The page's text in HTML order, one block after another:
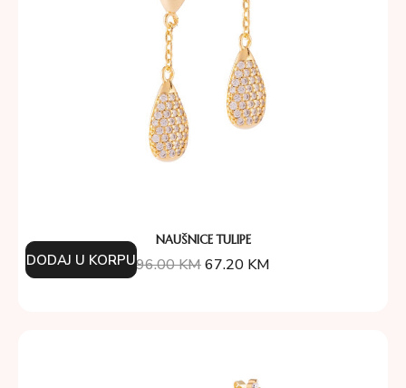
NAUŠNICE TULIPE
96.00KM67.20 KM
DODAJ U KORPU